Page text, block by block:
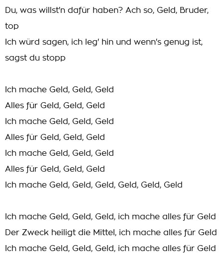
Du, was willst'n dafür haben? Ach so, Geld, Bruder,
top
Ich würd sagen, ich leg' hin und wenn's genug ist,
sagst du stopp
Ich mache Geld, Geld, Geld
Alles für Geld, Geld, Geld
Ich mache Geld, Geld, Geld
Alles für Geld, Geld, Geld
Ich mache Geld, Geld, Geld
Alles für Geld, Geld, Geld
Ich mache Geld, Geld, Geld, Geld, Geld, Geld
Ich mache Geld, Geld, Geld, ich mache alles für Geld
Der Zweck heiligt die Mittel, ich mache alles für Geld
Ich mache Geld, Geld, Geld, ich mache alles für Geld